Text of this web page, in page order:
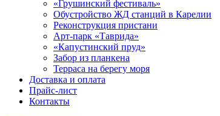
«Грушинский фестиваль»
Обустройство ЖД станций в Карелии
Реконструкция пристани
Арт-парк «Таврида»
«Капустинский пруд»
Забор из планкена
Терраса на берегу моря
Доставка и оплата
Прайс-лист
Контакты